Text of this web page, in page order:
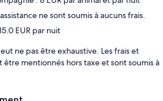
ne sont soumis à aucuns frais.
EUR par nuit
ne pas être exhaustive. Les frais et
mentionnés hors taxe et sont soumis à